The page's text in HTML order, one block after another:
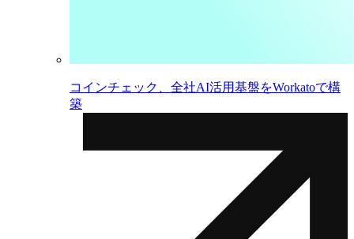
コインチェック、全社AI活用基盤をWorkatoで構
築